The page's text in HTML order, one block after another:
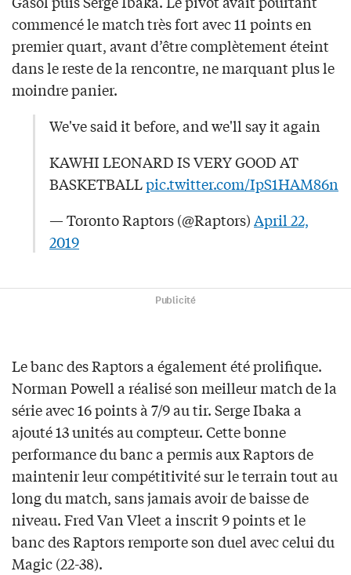
commencé le match très fort avec 11 points en
premier quart, avant d’être complètement éteint
dans le reste de la rencontre, ne marquant plus le
moindre panier.
We've said it before, and we'll say it again
KAWHI LEONARD IS VERY GOOD AT
BASKETBALLpic.twitter.com/IpS1HAM86n
— Toronto Raptors (@Raptors)April 22,
2019
Publicité
Le banc des Raptors a également été prolifique.
Norman Powell a réalisé son meilleur match de la
série avec 16 points à 7/9 au tir. Serge Ibaka a
ajouté 13 unités au compteur. Cette bonne
performance du banc a permis aux Raptors de
maintenir leur compétitivité sur le terrain tout au
long du match, sans jamais avoir de baisse de
niveau. Fred Van Vleet a inscrit 9 points et le
banc des Raptors remporte son duel avec celui du
Magic (22-38).